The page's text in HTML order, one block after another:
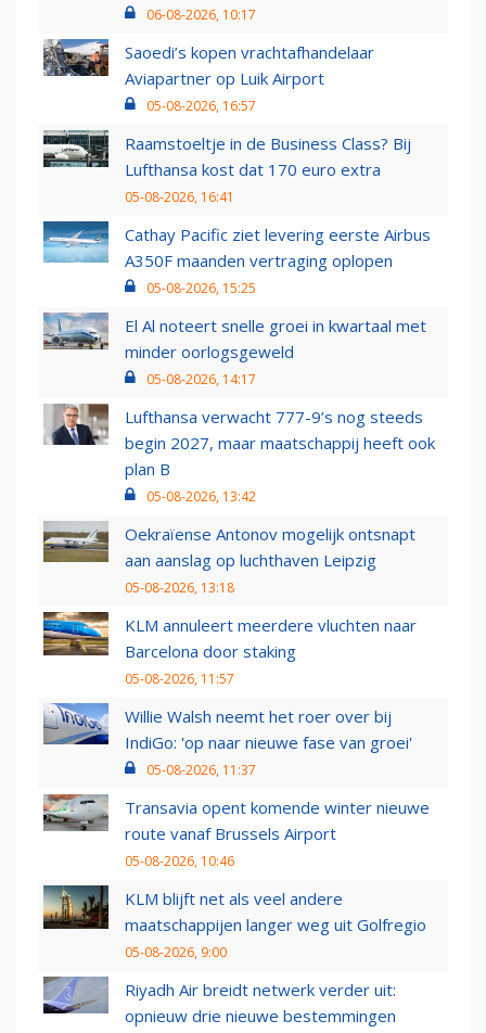
06-08-2026, 10:17
Saoedi’s kopen vrachtafhandelaar
Aviapartner op Luik Airport
05-08-2026, 16:57
Raamstoeltje in de Business Class? Bij
Lufthansa kost dat 170 euro extra
05-08-2026, 16:41
Cathay Pacific ziet levering eerste Airbus
A350F maanden vertraging oplopen
05-08-2026, 15:25
El Al noteert snelle groei in kwartaal met
minder oorlogsgeweld
05-08-2026, 14:17
Lufthansa verwacht 777-9’s nog steeds
begin 2027, maar maatschappij heeft ook
plan B
05-08-2026, 13:42
Oekraïense Antonov mogelijk ontsnapt
aan aanslag op luchthaven Leipzig
05-08-2026, 13:18
KLM annuleert meerdere vluchten naar
Barcelona door staking
05-08-2026, 11:57
Willie Walsh neemt het roer over bij
IndiGo: 'op naar nieuwe fase van groei'
05-08-2026, 11:37
Transavia opent komende winter nieuwe
route vanaf Brussels Airport
05-08-2026, 10:46
KLM blijft net als veel andere
maatschappijen langer weg uit Golfregio
05-08-2026, 9:00
Riyadh Air breidt netwerk verder uit:
opnieuw drie nieuwe bestemmingen